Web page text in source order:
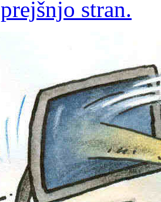
prejšnjo stran.